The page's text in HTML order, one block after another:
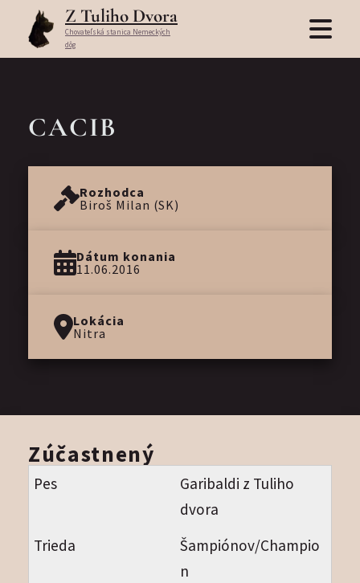
Z Tuliho Dvora
Chovateľská stanica Nemeckých
dôg
CACIB
Rozhodca
Biroš Milan (SK)
Dátum konania
11.06.2016
Lokácia
Nitra
Zúčastnený
Garibaldi z Tuliho
dvora
Šampiónov/Champio
n